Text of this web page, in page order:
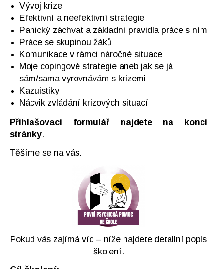
Vývoj krize
Efektivní a neefektivní strategie
Panický záchvat a základní pravidla práce s ním
Práce se skupinou žáků
Komunikace v rámci náročné situace
Moje copingové strategie aneb jak se já
sám/sama vyrovnávám s krizemi
Kazuistiky
Nácvik zvládání krizových situací
Přihlašovací formulář najdete na konci
stránky.
Těšíme se na vás.
Pokud vás zajímá víc – níže najdete detailní popis
školení.